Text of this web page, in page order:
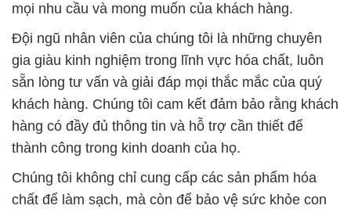
mọi nhu cầu và mong muốn của khách hàng.
Đội ngũ nhân viên của chúng tôi là những chuyên
gia giàu kinh nghiệm trong lĩnh vực hóa chất, luôn
sẵn lòng tư vấn và giải đáp mọi thắc mắc của quý
khách hàng. Chúng tôi cam kết đảm bảo rằng khách
hàng có đầy đủ thông tin và hỗ trợ cần thiết để
thành công trong kinh doanh của họ.
Chúng tôi không chỉ cung cấp các sản phẩm hóa
chất để làm sạch, mà còn để bảo vệ sức khỏe con